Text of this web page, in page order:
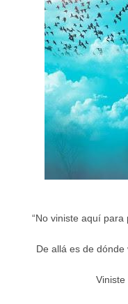
“No viniste aquí para
De allá es de dónde